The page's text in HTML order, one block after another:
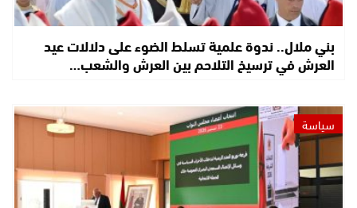
بني ملال.. ندوة علمية تسلط الضوء على دلالات عيد
العرش في ترسيخ التلاحم بين العرش والشعب…
سياسة